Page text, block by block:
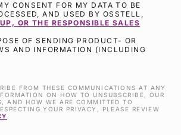
CONSENT FOR MY DATA TO BE
AND USED BY OSSTELL,
OR THE RESPONSIBLE SALES
OF SENDING PRODUCT- OR
AND INFORMATION (INCLUDING
FROM THESE COMMUNICATIONS AT ANY
ON HOW TO UNSUBSCRIBE, OUR
AND HOW WE ARE COMMITTED TO
YOUR PRIVACY, PLEASE REVIEW